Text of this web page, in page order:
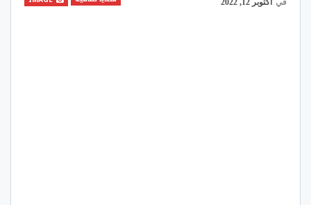
في أكتوبر 12, 2022